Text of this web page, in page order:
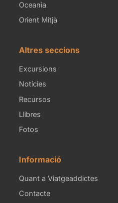
Oceania
Orient Mitjà
Altres seccions
Excursions
Notícies
Recursos
Llibres
Fotos
Informació
Quant a Viatgeaddictes
Contacte